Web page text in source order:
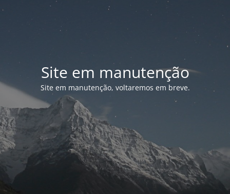
Site em manutenção
Site em manutenção, voltaremos em breve.